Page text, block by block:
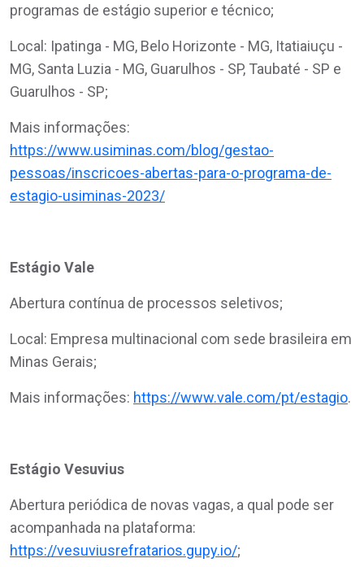
programas de estágio superior e técnico;
Local: Ipatinga - MG, Belo Horizonte - MG, Itatiaiuçu -
MG, Santa Luzia - MG, Guarulhos - SP, Taubaté - SP e
Guarulhos - SP;
Mais informações:
https://www.usiminas.com/blog/gestao-
pessoas/inscricoes-abertas-para-o-programa-de-
estagio-usiminas-2023/
Estágio Vale
Abertura contínua de processos seletivos;
Local: Empresa multinacional com sede brasileira em
Minas Gerais;
Mais informações: https://www.vale.com/pt/estagio.
Estágio Vesuvius
Abertura periódica de novas vagas, a qual pode ser
acompanhada na plataforma:
https://vesuviusrefratarios.gupy.io/;